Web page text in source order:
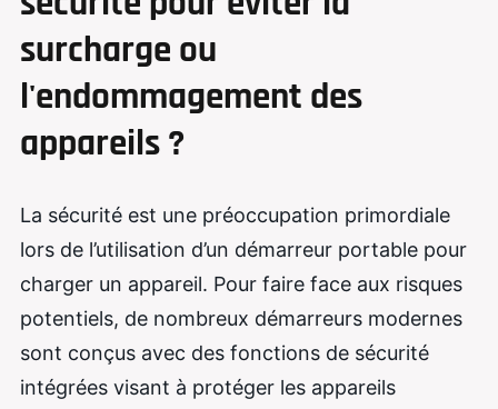
surcharge ou
l'endommagement des
appareils ?
La sécurité est une préoccupation primordiale
lors de l’utilisation d’un démarreur portable pour
charger un appareil. Pour faire face aux risques
potentiels, de nombreux démarreurs modernes
sont conçus avec des fonctions de sécurité
intégrées visant à protéger les appareils